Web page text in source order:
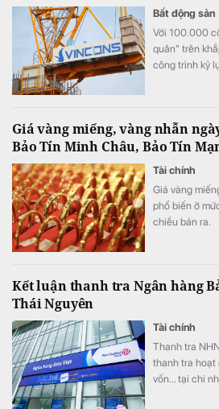
Bất động sản
Với 100.000
quân" trên
công trình kỷ
Giá vàng miếng, vàng nhẫn
Bảo Tín Minh Châu, Bảo Tín
Tài chính
Giá vàng
phổ biến ở
chiều bán ra.
Kết luận thanh tra Ngân hàng
Thái Nguyên
Tài chính
Thanh tra
thanh tra hoạt
vốn... tại chi